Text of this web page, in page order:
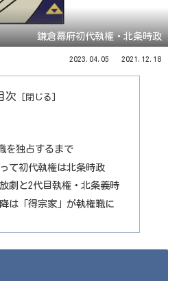
鎌倉幕府初代執権・北条時政
2023.04.05 2021.12.18
次
を独占するまで
て初代執権は北条時政
劇と2代目執権・北条義時
は「得宗家」が執権職に